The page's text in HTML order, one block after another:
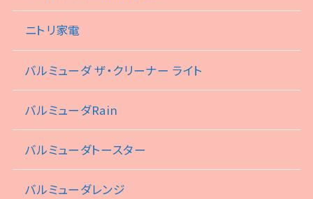
ニトリ家電
バルミューダ ザ・クリーナー ライト
バルミューダRain
バルミューダトースター
バルミューダレンジ